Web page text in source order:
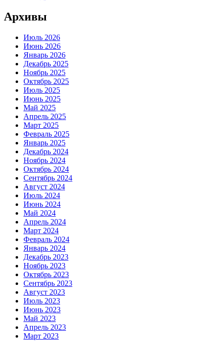
Архивы
Июль 2026
Июнь 2026
Январь 2026
Декабрь 2025
Ноябрь 2025
Октябрь 2025
Июль 2025
Июнь 2025
Май 2025
Апрель 2025
Март 2025
Февраль 2025
Январь 2025
Декабрь 2024
Ноябрь 2024
Октябрь 2024
Сентябрь 2024
Август 2024
Июль 2024
Июнь 2024
Май 2024
Апрель 2024
Март 2024
Февраль 2024
Январь 2024
Декабрь 2023
Ноябрь 2023
Октябрь 2023
Сентябрь 2023
Август 2023
Июль 2023
Июнь 2023
Май 2023
Апрель 2023
Март 2023